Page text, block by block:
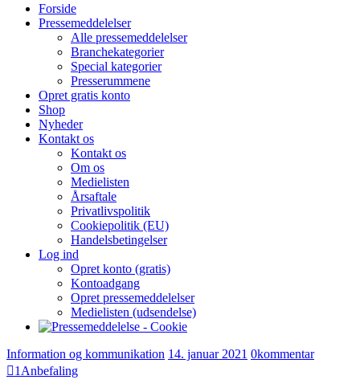
Forside
Pressemeddelelser
Alle pressemeddelelser
Branchekategorier
Special kategorier
Presserummene
Opret gratis konto
Shop
Nyheder
Kontakt os
Kontakt os
Om os
Medielisten
Årsaftale
Privatlivspolitik
Cookiepolitik (EU)
Handelsbetingelser
Log ind
Opret konto (gratis)
Kontoadgang
Opret pressemeddelelser
Medielisten (udsendelse)
Information og kommunikation 14. januar 2021 0kommentar
1 Anbefaling